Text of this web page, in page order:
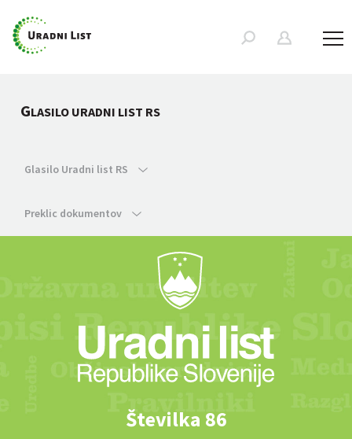
GLASILO URADNI LIST RS
Glasilo Uradni list RS
Preklic dokumentov
Številka 86